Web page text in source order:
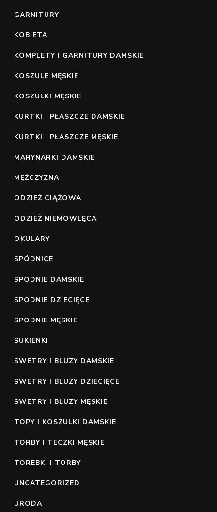
GARNITURY
KOBIETA
KOMPLETY I GARNITURY DAMSKIE
KOSZULE MĘSKIE
KOSZULKI MĘSKIE
KURTKI I PŁASZCZE DAMSKIE
KURTKI I PŁASZCZE MĘSKIE
MARYNARKI DAMSKIE
MĘŻCZYZNA
ODZIEŻ CIĄŻOWA
ODZIEŻ NIEMOWLĘCA
OKULARY
SPÓDNICE
SPODNIE DAMSKIE
SPODNIE DZIECIĘCE
SPODNIE MĘSKIE
SUKIENKI
SWETRY I BLUZY DAMSKIE
SWETRY I BLUZY DZIECIĘCE
SWETRY I BLUZY MĘSKIE
TOPY I KOSZULKI DAMSKIE
TORBY I TECZKI MĘSKIE
TOREBKI I TORBY
UNCATEGORIZED
URODA